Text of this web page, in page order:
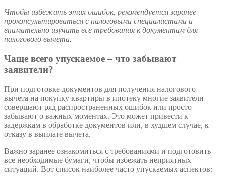
Чтобы избежать этих ошибок, рекомендуется заранее
проконсультироваться с налоговыми специалистами и
внимательно изучить все требования к документам для
налогового вычета.
Чаще всего упускаемое – что забывают
заявители?
При подготовке документов для получения налогового
вычета на покупку квартиры в ипотеку многие заявители
совершают ряд распространенных ошибок или просто
забывают о важных моментах. Это может привести к
задержкам в обработке документов или, в худшем случае, к
отказу в выплате вычета.
Важно заранее ознакомиться с требованиями и подготовить
все необходимые бумаги, чтобы избежать неприятных
ситуаций. Вот список наиболее часто упускаемых аспектов: